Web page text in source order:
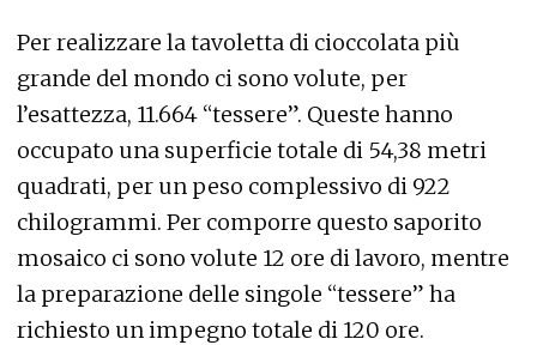
Per realizzare la tavoletta di cioccolata più
grande del mondo ci sono volute, per
l’esattezza, 11.664 “tessere”. Queste hanno
occupato una superficie totale di 54,38 metri
quadrati, per un peso complessivo di 922
chilogrammi. Per comporre questo saporito
mosaico ci sono volute 12 ore di lavoro, mentre
la preparazione delle singole “tessere” ha
richiesto un impegno totale di 120 ore.